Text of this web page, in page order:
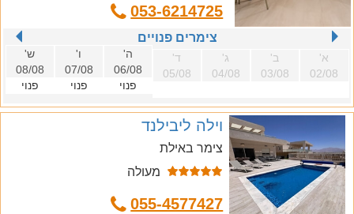
053-6214725
צימרים פנויים
א'
02/08
ב'
03/08
ג'
04/08
ד'
05/08
ה'
06/08
פנוי
ו'
07/08
פנוי
ש'
08/08
פנוי
וילה ליבילנד
צימר באילת
מעולה
055-4577427